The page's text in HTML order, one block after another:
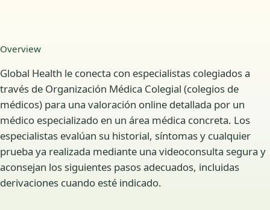
Overview
Global Health le conecta con especialistas colegiados a
través de Organización Médica Colegial (colegios de
médicos) para una valoración online detallada por un
médico especializado en un área médica concreta. Los
especialistas evalúan su historial, síntomas y cualquier
prueba ya realizada mediante una videoconsulta segura y
aconsejan los siguientes pasos adecuados, incluidas
derivaciones cuando esté indicado.